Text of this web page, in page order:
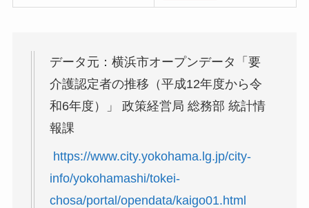
データ元：横浜市オープンデータ「要
介護認定者の推移（平成12年度から令
和6年度）」 政策経営局 総務部 統計情
報課
https://www.city.yokohama.lg.jp/city-
info/yokohamashi/tokei-
chosa/portal/opendata/kaigo01.html